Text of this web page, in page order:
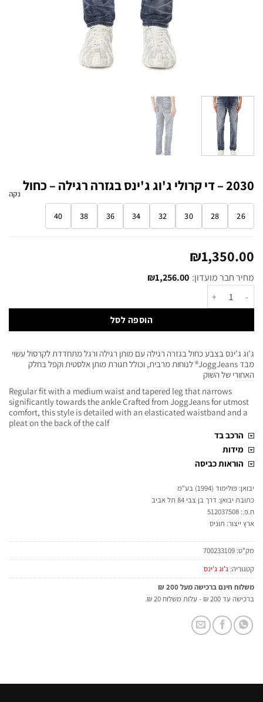
2030 – די קרולי ג'וג ג'ינס בגזרה רגילה – כחול
26
28
30
32
34
36
38
40
נקה
₪1,350.00
מחיר חבר מועדון: ₪1,256.00
הוספה לסל
ג'וג ג'ינס בצבע כחול בגזרה רגילה עם מותן רגילה ורגל מתחדדת לקרסול עשוי
מבד JoggJeans® לנוחות מרבית, וכולל חגורת מותן אלסטית וקפל בחלק
האחורי של השוק
Regular fit with a medium waist and tapered leg that narrows
significantly towards the ankle Crafted from JoggJeans for utmost
comfort, this style is detailed with an elasticated waistband and a
pleat on the back of the calf
הרכב בד
מידות
הוראות כביסה
יבואן: פולימוד (1994) בע"מ
כתובת יבואן: דרך בן צבי 84 תל אביב
ח.פ.: 512037508
ארץ ייצור: תוניס
מק"ט: 700233109
קטגוריה: ג'וג ג'ינס
משלוח חינם ברכישה מעל 200 ₪
ברכישה עד 200 ₪ - עלות משלוח 20 ₪.